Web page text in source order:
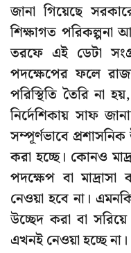
জানা গিয়েছে
শিক্ষাগত
তরফে এই ডেটা
পদক্ষেপের ফলে
পরিস্থিতি তৈরি না
নির্দেশিকায় সাফ
সম্পূর্ণভাবে
করা হচ্ছে। কোনও
পদক্ষেপ বা
নেওয়া হবে না।
উচ্ছেদ করা বা
এখনই নেওয়া হচ্ছে না।